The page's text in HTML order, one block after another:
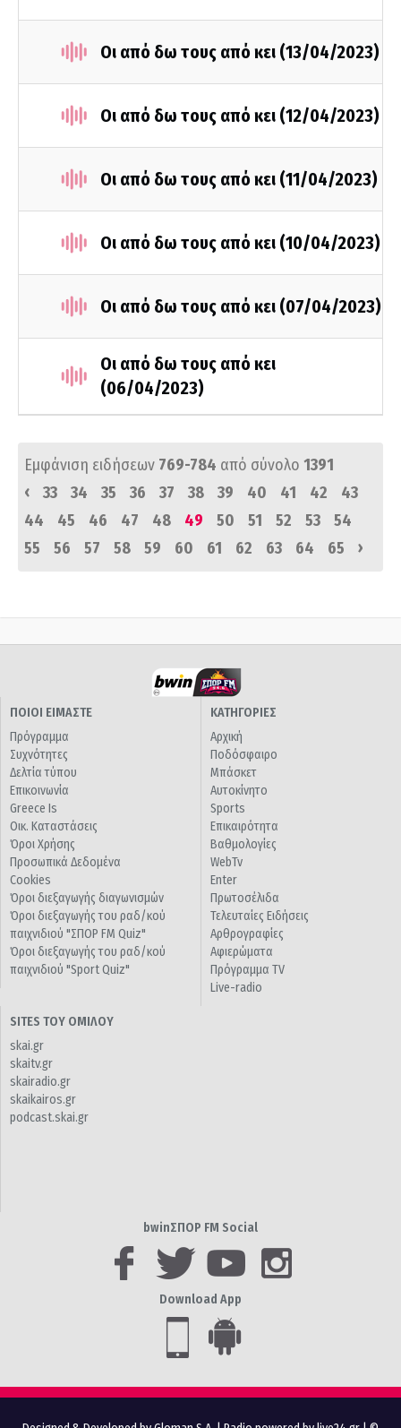
Οι από δω τους από κει (13/04/2023)
Οι από δω τους από κει (12/04/2023)
Οι από δω τους από κει (11/04/2023)
Οι από δω τους από κει (10/04/2023)
Οι από δω τους από κει (07/04/2023)
Οι από δω τους από κει
(06/04/2023)
Εμφάνιση ειδήσεων 769-784 από σύνολο 1391
‹
33 34 35 36 37 38 39 40 41 42
43
44
45 46 47 48 49 50 51 52 53
54
55
56 57 58 59 60 61 62 63 64 65 ›
ΠΟΙΟΙ ΕΙΜΑΣΤΕ
Πρόγραμμα
Συχνότητες
Δελτία τύπου
Επικοινωνία
Greece Is
Οικ. Καταστάσεις
Όροι Χρήσης
Προσωπικά Δεδομένα
Cookies
Όροι διεξαγωγής διαγωνισμών
Όροι διεξαγωγής του ραδ/κού
παιχνιδιού "ΣΠΟΡ FM Quiz"
Όροι διεξαγωγής του ραδ/κού
παιχνιδιού "Sport Quiz"
ΚΑΤΗΓΟΡΙΕΣ
Αρχική
Ποδόσφαιρο
Μπάσκετ
Αυτοκίνητο
Sports
Επικαιρότητα
Βαθμολογίες
WebTv
Enter
Πρωτοσέλιδα
Τελευταίες Ειδήσεις
Αρθρογραφίες
Αφιερώματα
Πρόγραμμα TV
Live-radio
SITES ΤΟΥ ΟΜΙΛΟΥ
skai.gr
skaitv.gr
skairadio.gr
skaikairos.gr
podcast.skai.gr
bwinΣΠΟΡ FM Social
Download App